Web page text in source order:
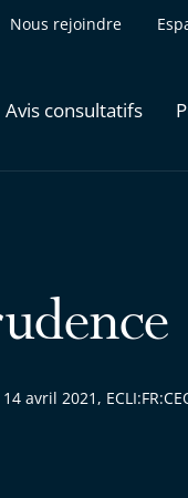
Nous rejoindre
Avis consultatifs
avril 2021,